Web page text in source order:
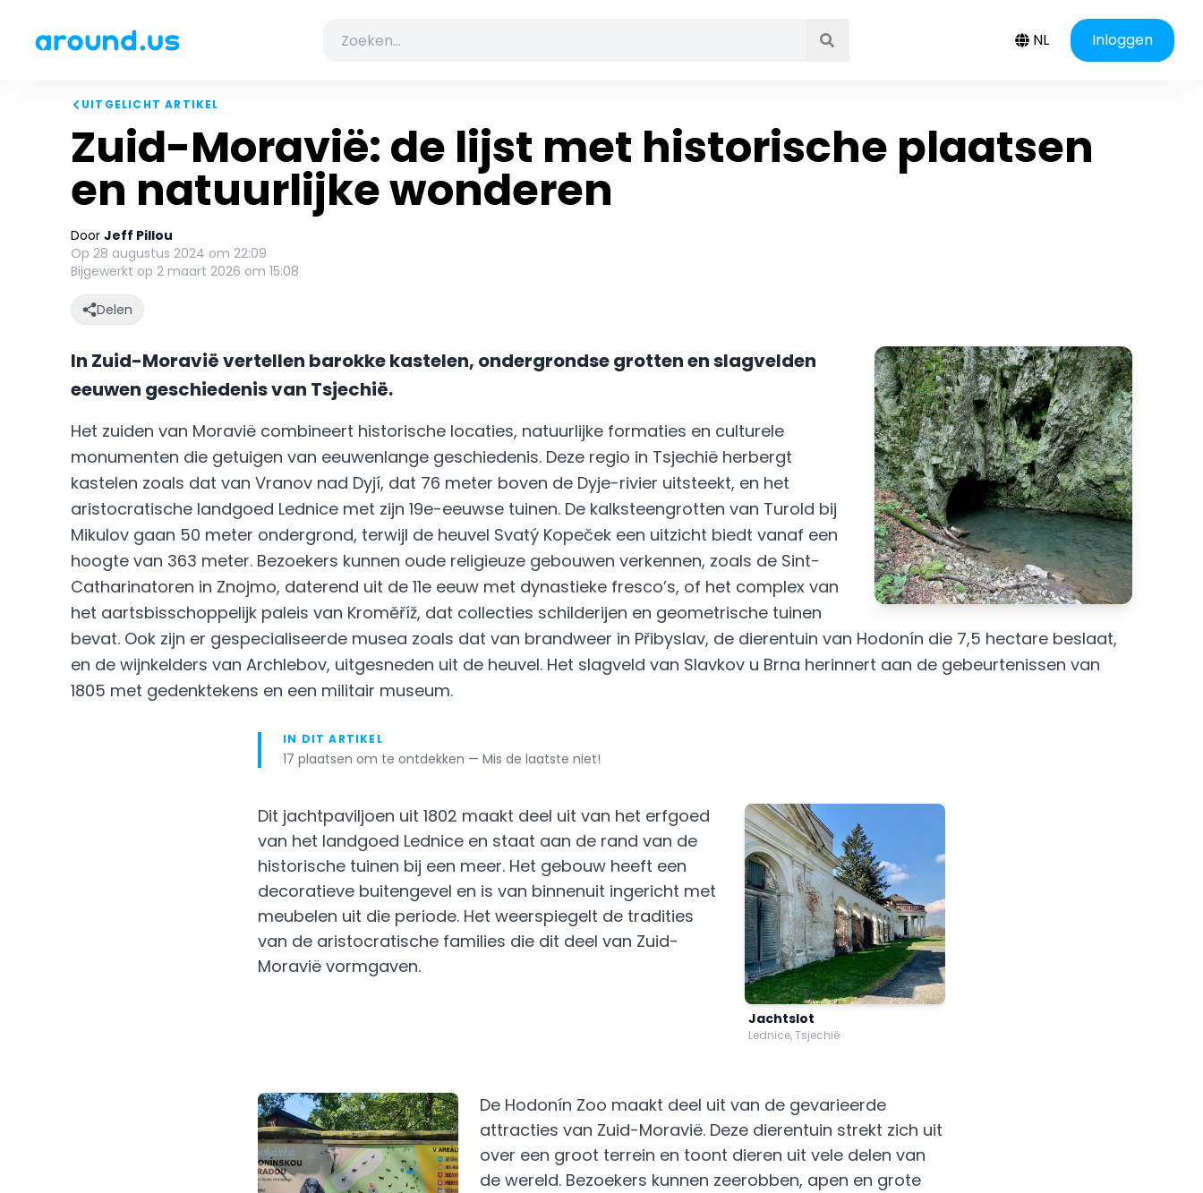
NL Inloggen
UITGELICHT ARTIKEL
Zuid-Moravië: de lijst met historische plaatsen
en natuurlijke wonderen
Door Jeff Pillou
Op 28 augustus 2024 om 22:09
Bijgewerkt op 2 maart 2026 om 15:08
Delen
In Zuid-Moravië vertellen barokke kastelen, ondergrondse grotten en slagvelden
eeuwen geschiedenis van Tsjechië.
Het zuiden van Moravië combineert historische locaties, natuurlijke formaties en culturele
monumenten die getuigen van eeuwenlange geschiedenis. Deze regio in Tsjechië herbergt
kastelen zoals dat van Vranov nad Dyjí, dat 76 meter boven de Dyje-rivier uitsteekt, en het
aristocratische landgoed Lednice met zijn 19e-eeuwse tuinen. De kalksteengrotten van Turold bij
Mikulov gaan 50 meter ondergrond, terwijl de heuvel Svatý Kopeček een uitzicht biedt vanaf een
hoogte van 363 meter. Bezoekers kunnen oude religieuze gebouwen verkennen, zoals de Sint-
Catharinatoren in Znojmo, daterend uit de 11e eeuw met dynastieke fresco’s, of het complex van
het aartsbisschoppelijk paleis van Kroměříž, dat collecties schilderijen en geometrische tuinen
bevat. Ook zijn er gespecialiseerde musea zoals dat van brandweer in Přibyslav, de dierentuin van Hodonín die 7,5 hectare beslaat,
en de wijnkelders van Archlebov, uitgesneden uit de heuvel. Het slagveld van Slavkov u Brna herinnert aan de gebeurtenissen van
1805 met gedenktekens en een militair museum.
IN DIT ARTIKEL
17 plaatsen om te ontdekken — Mis de laatste niet!
Jachtslot
Lednice, Tsjechië
Dit jachtpaviljoen uit 1802 maakt deel uit van het erfgoed
van het landgoed Lednice en staat aan de rand van de
historische tuinen bij een meer. Het gebouw heeft een
decoratieve buitengevel en is van binnenuit ingericht met
meubelen uit die periode. Het weerspiegelt de tradities
van de aristocratische families die dit deel van Zuid-
Moravië vormgaven.
De Hodonín Zoo maakt deel uit van de gevarieerde
attracties van Zuid-Moravië. Deze dierentuin strekt zich uit
over een groot terrein en toont dieren uit vele delen van
de wereld. Bezoekers kunnen zeerobben, apen en grote